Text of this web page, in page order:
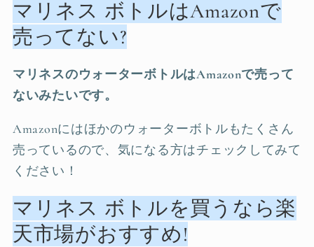
マリネス ボトルはAmazonで
売ってない?
マリネスのウォーターボトルはAmazonで売って
ないみたいです。
Amazonにはほかのウォーターボトルもたくさん
売っているので、気になる方はチェックしてみて
ください！
マリネス ボトルを買うなら楽
天市場がおすすめ!